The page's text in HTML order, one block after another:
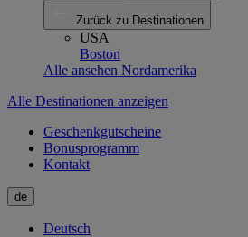
Zurück zu Destinationen
USA
Boston
Alle ansehen Nordamerika
Alle Destinationen anzeigen
Geschenkgutscheine
Bonusprogramm
Kontakt
de
Deutsch